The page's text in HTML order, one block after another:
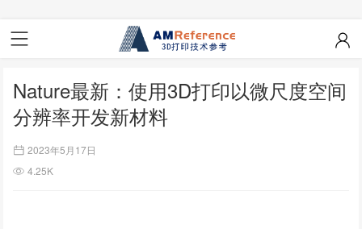
Nature最新：使用3D打印以微尺度空间
分辨率开发新材料
2023年5月17日
4.25K